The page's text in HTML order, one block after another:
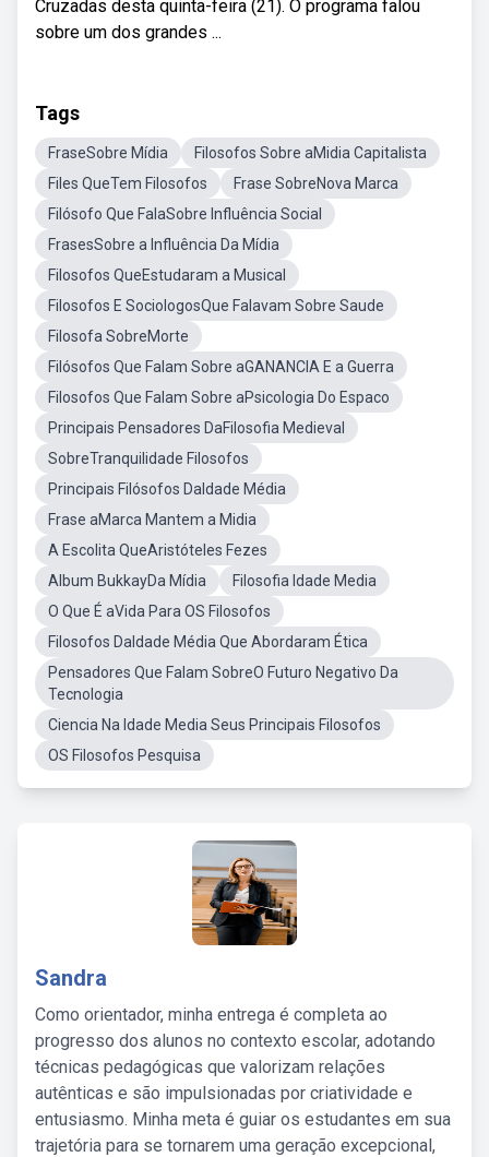
Cruzadas desta quinta-feira (21). O programa falou
sobre um dos grandes ...
Tags
FraseSobre Mídia
Filosofos Sobre aMidia Capitalista
Files QueTem Filosofos
Frase SobreNova Marca
Filósofo Que FalaSobre Influência Social
FrasesSobre a Influência Da Mídia
Filosofos QueEstudaram a Musical
Filosofos E SociologosQue Falavam Sobre Saude
Filosofa SobreMorte
Filósofos Que Falam Sobre aGANANCIA E a Guerra
Filosofos Que Falam Sobre aPsicologia Do Espaco
Principais Pensadores DaFilosofia Medieval
SobreTranquilidade Filosofos
Principais Filósofos DaIdade Média
Frase aMarca Mantem a Midia
A Escolita QueAristóteles Fezes
Album BukkayDa Mídia
Filosofia Idade Media
O Que É aVida Para OS Filosofos
Filosofos DaIdade Média Que Abordaram Ética
Pensadores Que Falam SobreO Futuro Negativo Da
Tecnologia
Ciencia Na Idade Media Seus Principais Filosofos
OS Filosofos Pesquisa
Sandra
Como orientador, minha entrega é completa ao
progresso dos alunos no contexto escolar, adotando
técnicas pedagógicas que valorizam relações
autênticas e são impulsionadas por criatividade e
entusiasmo. Minha meta é guiar os estudantes em sua
trajetória para se tornarem uma geração excepcional,